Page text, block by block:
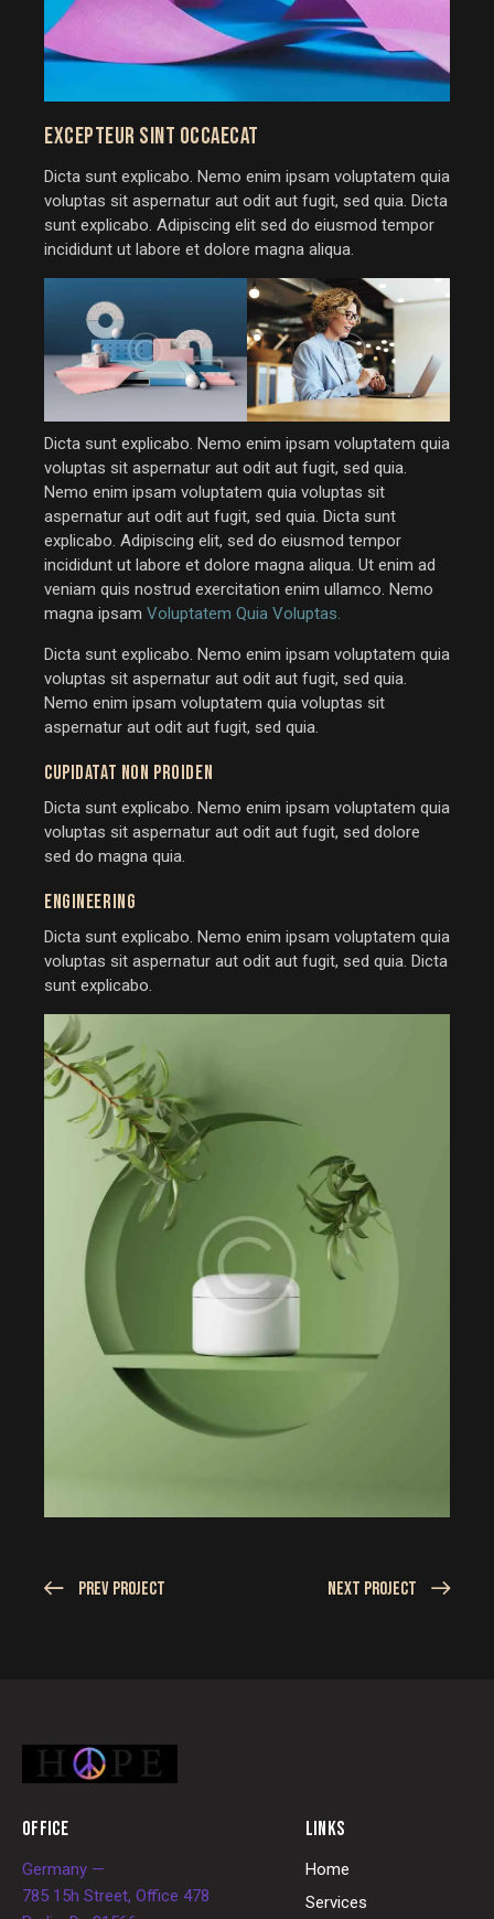
EXCEPTEUR SINT OCCAECAT
Dicta sunt explicabo. Nemo enim ipsam voluptatem quia
voluptas sit aspernatur aut odit aut fugit, sed quia. Dicta
sunt explicabo. Adipiscing elit sed do eiusmod tempor
incididunt ut labore et dolore magna aliqua.
Dicta sunt explicabo. Nemo enim ipsam voluptatem quia
voluptas sit aspernatur aut odit aut fugit, sed quia.
Nemo enim ipsam voluptatem quia voluptas sit
aspernatur aut odit aut fugit, sed quia. Dicta sunt
explicabo. Adipiscing elit, sed do eiusmod tempor
incididunt ut labore et dolore magna aliqua. Ut enim ad
veniam quis nostrud exercitation enim ullamco. Nemo
magna ipsam Voluptatem Quia Voluptas.
Dicta sunt explicabo. Nemo enim ipsam voluptatem quia
voluptas sit aspernatur aut odit aut fugit, sed quia.
Nemo enim ipsam voluptatem quia voluptas sit
aspernatur aut odit aut fugit, sed quia.
CUPIDATAT NON PROIDEN
Dicta sunt explicabo. Nemo enim ipsam voluptatem quia
voluptas sit aspernatur aut odit aut fugit, sed dolore
sed do magna quia.
ENGINEERING
Dicta sunt explicabo. Nemo enim ipsam voluptatem quia
voluptas sit aspernatur aut odit aut fugit, sed quia. Dicta
sunt explicabo.
Prev Project Next Project
OFFICE
Germany —
785 15h Street, Office 478
LINKS
Home
Services